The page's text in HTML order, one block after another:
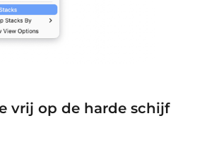
vrij op de harde schijf